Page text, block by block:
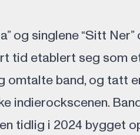
og singlene “Sitt Ner”
tid etablert seg som
omtalte band, og tatt
indierockscenen.
tidlig i 2024 bygget